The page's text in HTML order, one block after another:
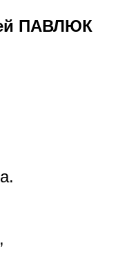
ПАВЛЮК